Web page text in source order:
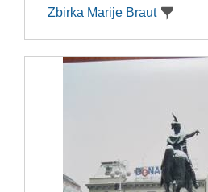
Zbirka Marije Braut